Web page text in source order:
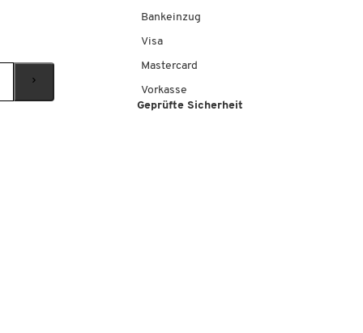
Bankeinzug
Visa
Mastercard
Vorkasse
Geprüfte Sicherheit